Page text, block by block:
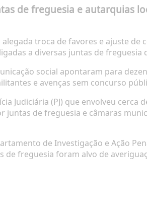
de freguesia e autarquias
troca de favores e ajuste de
a diversas juntas de freguesia
social apontaram para
e avenças sem concurso
Judiciária (PJ) que envolveu cerca
de freguesia e câmaras
de Investigação e Ação
freguesia foram alvo de